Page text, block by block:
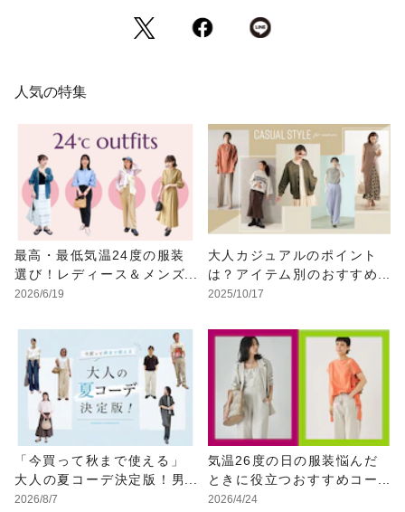
人気の特集
最高・最低気温24度の服装
選び！レディース＆メンズ
のおすすめコーデ
2026/6/19
大人カジュアルのポイント
は？アイテム別のおすすめ
コーデを紹介
2025/10/17
「今買って秋まで使える」
大人の夏コーデ決定版！男
女別正解スタイルとNGな着
2026/8/7
気温26度の日の服装悩んだ
ときに役立つおすすめコー
デ例
2026/4/24